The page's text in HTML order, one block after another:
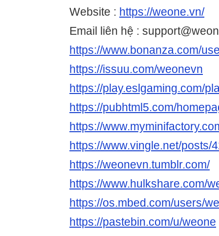
Website : https://weone.vn/
Email liên hệ :
https://www.bonanza.com/
https://issuu.com/weonevn
https://play.eslgaming.com/
https://pubhtml5.com/
https://
https://www.vingle.net/posts/
https://weonevn.tumblr.com/
https://www.hulkshare.com/
https://os.mbed.com/users/
https://pastebin.com/u/weone